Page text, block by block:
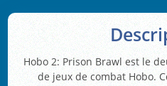
Hobo 2: Prison Brawl est le
de jeux de combat Hobo.